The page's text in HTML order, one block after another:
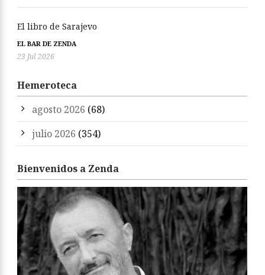
El libro de Sarajevo
EL BAR DE ZENDA
23 Jul 2026
Hemeroteca
agosto 2026 (68)
julio 2026 (354)
Bienvenidos a Zenda